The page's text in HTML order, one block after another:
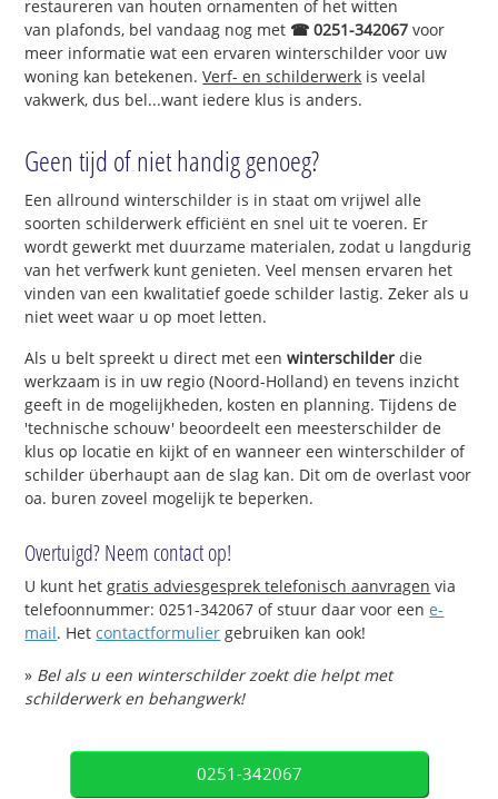
restaureren van houten ornamenten of het witten
van plafonds, bel vandaag nog met ☎ 0251-342067 voor
meer informatie wat een ervaren winterschilder voor uw
woning kan betekenen.Verf- en schilderwerk is veelal
vakwerk, dus bel...want iedere klus is anders.
Geen tijd of niet handig genoeg?
Een allround winterschilder is in staat om vrijwel alle
soorten schilderwerk efficiënt en snel uit te voeren. Er
wordt gewerkt met duurzame materialen, zodat u langdurig
van het verfwerk kunt genieten. Veel mensen ervaren het
vinden van een kwalitatief goede schilder lastig. Zeker als u
niet weet waar u op moet letten.
Als u belt spreekt u direct met eenwinterschilder die
werkzaam is in uw regio (Noord-Holland) en tevens inzicht
geeft in de mogelijkheden, kosten en planning. Tijdens de
'technische schouw' beoordeelt een meesterschilder de
klus op locatie en kijkt of en wanneer een winterschilder of
schilder überhaupt aan de slag kan. Dit om de overlast voor
oa. buren zoveel mogelijk te beperken.
Overtuigd? Neem contact op!
U kunt hetgratis adviesgesprek telefonisch aanvragen via
telefoonnummer: 0251-342067 of stuur daar voor eene-
mail. Hetcontactformulier gebruiken kan ook!
» Bel als u een winterschilder zoekt die helpt met
schilderwerk en behangwerk!
0251-342067